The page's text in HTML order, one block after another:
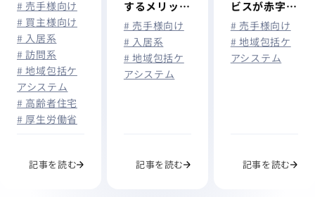
携システムが
介護情報基盤
に統合へ｜介
護事業所が今
から準備すべ
きこと
# 売手様向け
# 買主様向け
# 入居系
# 訪問系
# 地域包括ケ
アシステム
# 高齢者住宅
# 厚生労働省
記事を読む
するメリット
や相場・手順
を徹底解説
# 売手様向け
# 入居系
# 地域包括ケ
アシステム
記事を読む
ビスが赤字に
なる原因と
は？経営改善
のポイントと
# 売手様向け
# 地域包括ケ
アシステム
記事を読む